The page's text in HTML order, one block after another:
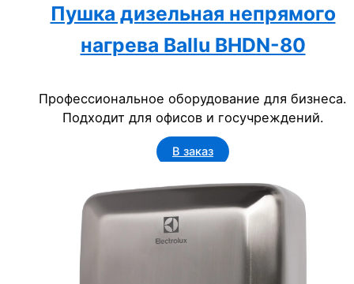
Пушка дизельная непрямого
нагрева Ballu BHDN-80
Профессиональное оборудование для бизнеса.
Подходит для офисов и госучреждений.
В заказ